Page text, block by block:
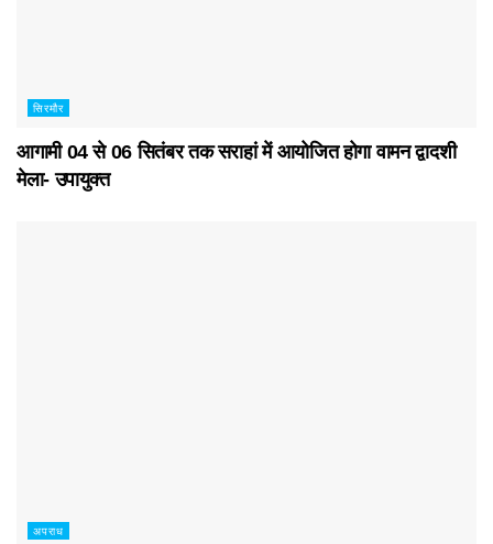
सिरमौर
आगामी 04 से 06 सितंबर तक सराहां में आयोजित होगा वामन द्वादशी
मेला- उपायुक्त
अपराध